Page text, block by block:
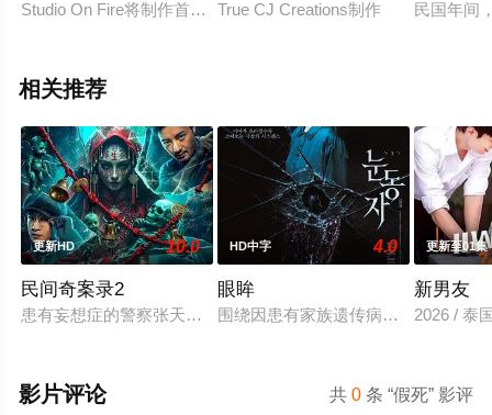
Studio On Fire将制作首部BL新剧《Live in Love 》，改编自作家
True CJ Creations制作 民国年间
相关推荐
更新HD 10.0
民间奇案录2
患有妄想症的警察张天盛遇上一起离奇的神像杀人事件，勘案过
HD中字 4.0
眼眸
围绕因患有家族遗传病而导致视力
更新至01集
新男友
2026 / 泰
共0 条 “假死” 影评
影片评论